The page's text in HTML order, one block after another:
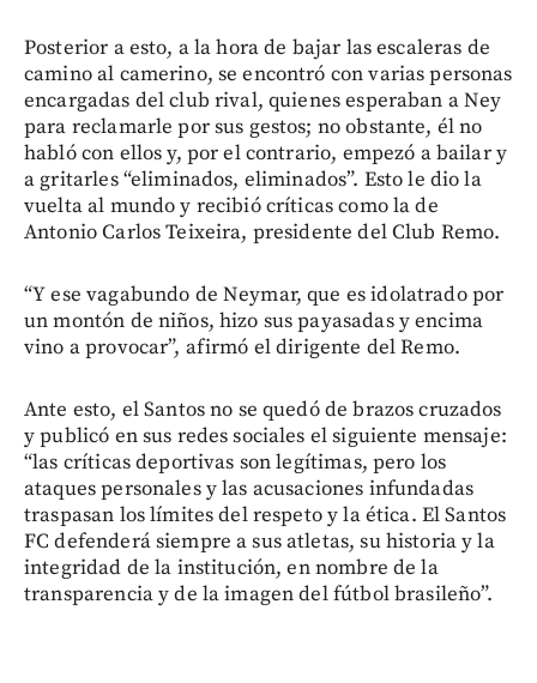
Posterior a esto, a la hora de bajar las escaleras de
camino al camerino, se encontró con varias personas
encargadas del club rival, quienes esperaban a Ney
para reclamarle por sus gestos; no obstante, él no
habló con ellos y, por el contrario, empezó a bailar y
a gritarles “eliminados, eliminados”. Esto le dio la
vuelta al mundo y recibió críticas como la de
Antonio Carlos Teixeira, presidente del Club Remo.
“Y ese vagabundo de Neymar, que es idolatrado por
un montón de niños, hizo sus payasadas y encima
vino a provocar”, afirmó el dirigente del Remo.
Ante esto, el Santos no se quedó de brazos cruzados
y publicó en sus redes sociales el siguiente mensaje:
“las críticas deportivas son legítimas, pero los
ataques personales y las acusaciones infundadas
traspasan los límites del respeto y la ética. El Santos
FC defenderá siempre a sus atletas, su historia y la
integridad de la institución, en nombre de la
transparencia y de la imagen del fútbol brasileño”.